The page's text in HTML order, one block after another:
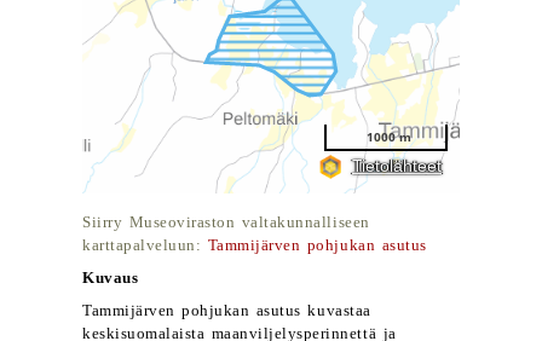
Siirry Museoviraston valtakunnalliseen
karttapalveluun: Tammijärven pohjukan asutus
Kuvaus
Tammijärven pohjukan asutus kuvastaa
keskisuomalaista maanviljelysperinnettä ja